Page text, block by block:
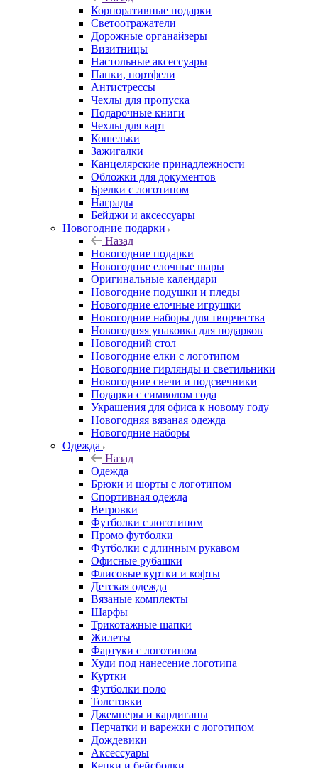
Корпоративные подарки
Светоотражатели
Дорожные органайзеры
Визитницы
Настольные аксессуары
Папки, портфели
Антистрессы
Чехлы для пропуска
Подарочные книги
Чехлы для карт
Кошельки
Зажигалки
Канцелярские принадлежности
Обложки для документов
Брелки с логотипом
Награды
Бейджи и аксессуары
Новогодние подарки
Назад
Новогодние подарки
Новогодние елочные шары
Оригинальные календари
Новогодние подушки и пледы
Новогодние елочные игрушки
Новогодние наборы для творчества
Новогодняя упаковка для подарков
Новогодний стол
Новогодние елки с логотипом
Новогодние гирлянды и светильники
Новогодние свечи и подсвечники
Подарки с символом года
Украшения для офиса к новому году
Новогодняя вязаная одежда
Новогодние наборы
Одежда
Назад
Одежда
Брюки и шорты с логотипом
Спортивная одежда
Ветровки
Футболки с логотипом
Промо футболки
Футболки с длинным рукавом
Офисные рубашки
Флисовые куртки и кофты
Детская одежда
Вязаные комплекты
Шарфы
Трикотажные шапки
Жилеты
Фартуки с логотипом
Худи под нанесение логотипа
Куртки
Футболки поло
Толстовки
Джемперы и кардиганы
Перчатки и варежки с логотипом
Дождевики
Аксессуары
Кепки и бейсболки